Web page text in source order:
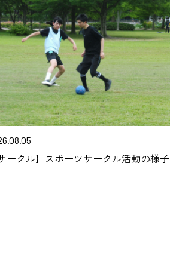
ークル】スポーツサークル活動の様子